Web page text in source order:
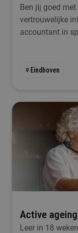
Ben jij goed
vertrouwelijke
accountant in
Eindhoven
Active
Leer in 18